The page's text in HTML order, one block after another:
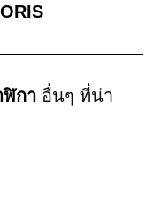
ORIS
ฬิกา อื่นๆ ที่น่า